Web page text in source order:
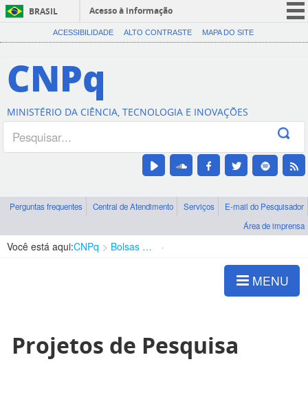
BRASIL
Acesso à informação
CORONAVÍRUS (COVID-19)
Canais
ACESSIBILIDADE ALTO CONTRASTE MAPA DO SITE
CNPq
MINISTÉRIO DA CIÊNCIA, TECNOLOGIA E INOVAÇÕES
Perguntas frequentes Central de Atendimento Serviços
E-mail do Pesquisador
Área de imprensa
Você está aqui:CNPq Bolsas e Auxílios Vigentes
MENU
Projetos de Pesquisa